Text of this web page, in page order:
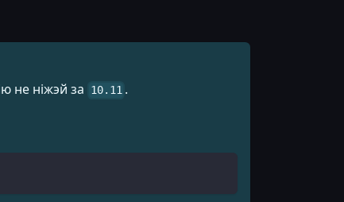
не ніжэй за 10.11 .